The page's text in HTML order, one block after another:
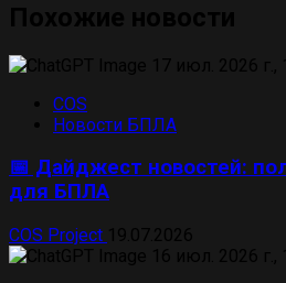
COS
Новости БПЛА
📅 Дайджест новостей:
для БПЛА
COS Project